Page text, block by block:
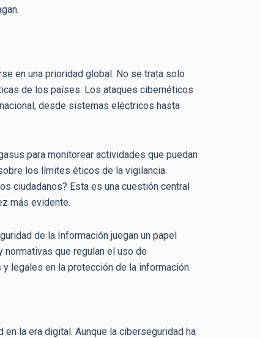
en una prioridad global. No se trata solo
de los países. Los ataques cibernéticos
desde sistemas eléctricos hasta
para monitorear actividades que puedan
los límites éticos de la vigilancia.
ciudadanos? Esta es una cuestión central
más evidente.
de la Información juegan un papel
que regulan el uso de
legales en la protección de la información.
la era digital. Aunque la ciberseguridad ha